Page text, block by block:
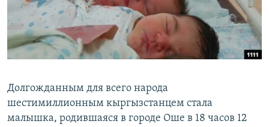
Долгожданным для всего народа
шестимиллионным кыргызстанцем стала
малышка, родившаяся в городе Оше в 18 часов 12